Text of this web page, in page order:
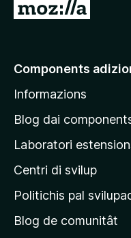
V
e
a
g
i
n
e
r
Components
Informazions
Blog dai
Laboratori
Centri di svilup
Politichis pal
Blog de comunitât